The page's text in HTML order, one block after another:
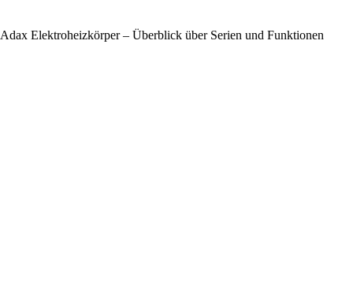
Adax Elektroheizkörper – Überblick über Serien und Funktionen